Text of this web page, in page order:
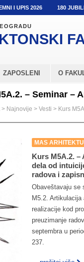
I UPIS 2026 180
ZAPOSLENI O
– Seminar
> Najnovije > Vesti > Kurs
MAS
Kurs M5A.2.
dela od
radova i
Obaveštavaju se
M5.2.
realizacije kod
preuzimanje
septembra u
237.